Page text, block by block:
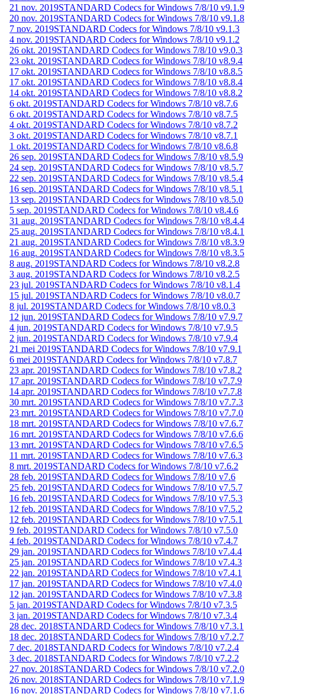
21 nov. 2019STANDARD Codecs for Windows 7/8/10 v9.1.9
20 nov. 2019STANDARD Codecs for Windows 7/8/10 v9.1.8
7 nov. 2019STANDARD Codecs for Windows 7/8/10 v9.1.3
4 nov. 2019STANDARD Codecs for Windows 7/8/10 v9.1.2
26 okt. 2019STANDARD Codecs for Windows 7/8/10 v9.0.3
23 okt. 2019STANDARD Codecs for Windows 7/8/10 v8.9.4
17 okt. 2019STANDARD Codecs for Windows 7/8/10 v8.8.5
17 okt. 2019STANDARD Codecs for Windows 7/8/10 v8.8.4
14 okt. 2019STANDARD Codecs for Windows 7/8/10 v8.8.2
6 okt. 2019STANDARD Codecs for Windows 7/8/10 v8.7.6
6 okt. 2019STANDARD Codecs for Windows 7/8/10 v8.7.5
4 okt. 2019STANDARD Codecs for Windows 7/8/10 v8.7.2
3 okt. 2019STANDARD Codecs for Windows 7/8/10 v8.7.1
1 okt. 2019STANDARD Codecs for Windows 7/8/10 v8.6.8
26 sep. 2019STANDARD Codecs for Windows 7/8/10 v8.5.9
24 sep. 2019STANDARD Codecs for Windows 7/8/10 v8.5.7
22 sep. 2019STANDARD Codecs for Windows 7/8/10 v8.5.4
16 sep. 2019STANDARD Codecs for Windows 7/8/10 v8.5.1
13 sep. 2019STANDARD Codecs for Windows 7/8/10 v8.5.0
5 sep. 2019STANDARD Codecs for Windows 7/8/10 v8.4.6
31 aug. 2019STANDARD Codecs for Windows 7/8/10 v8.4.4
25 aug. 2019STANDARD Codecs for Windows 7/8/10 v8.4.1
21 aug. 2019STANDARD Codecs for Windows 7/8/10 v8.3.9
16 aug. 2019STANDARD Codecs for Windows 7/8/10 v8.3.5
8 aug. 2019STANDARD Codecs for Windows 7/8/10 v8.2.8
3 aug. 2019STANDARD Codecs for Windows 7/8/10 v8.2.5
23 jul. 2019STANDARD Codecs for Windows 7/8/10 v8.1.4
15 jul. 2019STANDARD Codecs for Windows 7/8/10 v8.0.7
8 jul. 2019STANDARD Codecs for Windows 7/8/10 v8.0.3
12 jun. 2019STANDARD Codecs for Windows 7/8/10 v7.9.7
4 jun. 2019STANDARD Codecs for Windows 7/8/10 v7.9.5
2 jun. 2019STANDARD Codecs for Windows 7/8/10 v7.9.4
21 mei 2019STANDARD Codecs for Windows 7/8/10 v7.9.1
6 mei 2019STANDARD Codecs for Windows 7/8/10 v7.8.7
23 apr. 2019STANDARD Codecs for Windows 7/8/10 v7.8.2
17 apr. 2019STANDARD Codecs for Windows 7/8/10 v7.7.9
14 apr. 2019STANDARD Codecs for Windows 7/8/10 v7.7.8
30 mrt. 2019STANDARD Codecs for Windows 7/8/10 v7.7.3
23 mrt. 2019STANDARD Codecs for Windows 7/8/10 v7.7.0
18 mrt. 2019STANDARD Codecs for Windows 7/8/10 v7.6.7
16 mrt. 2019STANDARD Codecs for Windows 7/8/10 v7.6.6
13 mrt. 2019STANDARD Codecs for Windows 7/8/10 v7.6.5
11 mrt. 2019STANDARD Codecs for Windows 7/8/10 v7.6.3
8 mrt. 2019STANDARD Codecs for Windows 7/8/10 v7.6.2
28 feb. 2019STANDARD Codecs for Windows 7/8/10 v7.6
25 feb. 2019STANDARD Codecs for Windows 7/8/10 v7.5.7
16 feb. 2019STANDARD Codecs for Windows 7/8/10 v7.5.3
12 feb. 2019STANDARD Codecs for Windows 7/8/10 v7.5.2
12 feb. 2019STANDARD Codecs for Windows 7/8/10 v7.5.1
9 feb. 2019STANDARD Codecs for Windows 7/8/10 v7.5.0
4 feb. 2019STANDARD Codecs for Windows 7/8/10 v7.4.7
29 jan. 2019STANDARD Codecs for Windows 7/8/10 v7.4.4
25 jan. 2019STANDARD Codecs for Windows 7/8/10 v7.4.3
22 jan. 2019STANDARD Codecs for Windows 7/8/10 v7.4.1
17 jan. 2019STANDARD Codecs for Windows 7/8/10 v7.4.0
12 jan. 2019STANDARD Codecs for Windows 7/8/10 v7.3.8
5 jan. 2019STANDARD Codecs for Windows 7/8/10 v7.3.5
3 jan. 2019STANDARD Codecs for Windows 7/8/10 v7.3.4
28 dec. 2018STANDARD Codecs for Windows 7/8/10 v7.3.1
18 dec. 2018STANDARD Codecs for Windows 7/8/10 v7.2.7
7 dec. 2018STANDARD Codecs for Windows 7/8/10 v7.2.4
3 dec. 2018STANDARD Codecs for Windows 7/8/10 v7.2.2
27 nov. 2018STANDARD Codecs for Windows 7/8/10 v7.2.0
26 nov. 2018STANDARD Codecs for Windows 7/8/10 v7.1.9
16 nov. 2018STANDARD Codecs for Windows 7/8/10 v7.1.6